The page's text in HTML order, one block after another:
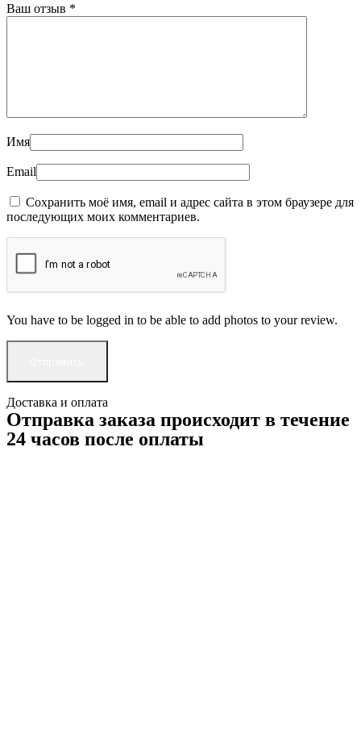
Ваш отзыв *
Имя
Email
Сохранить моё имя, email и адрес сайта в этом браузере для
последующих моих комментариев.
You have to be logged in to be able to add photos to your review.
Доставка и оплата
Отправка заказа происходит в течение
24 часов после оплаты